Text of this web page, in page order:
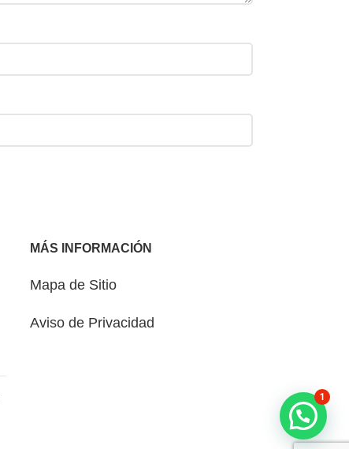
MÁS INFORMACIÓN
Mapa de Sitio
Aviso de Privacidad
1